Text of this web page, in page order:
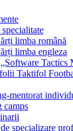
limba română
limba engleza
Tactics
Taktifol
mentorat
camps
specializare